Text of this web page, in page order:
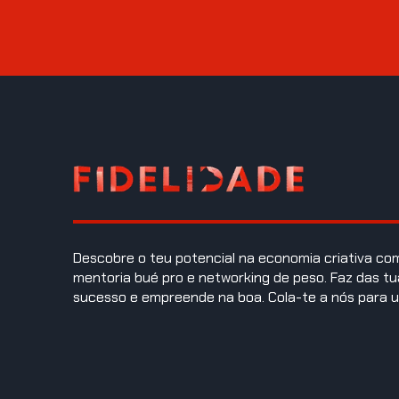
Descobre o teu potencial na economia criativa
mentoria bué pro e networking de peso. Faz das
sucesso e empreende na boa. Cola-te a nós para